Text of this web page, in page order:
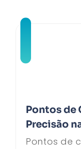
Pontos de
Precisão
Pontos de